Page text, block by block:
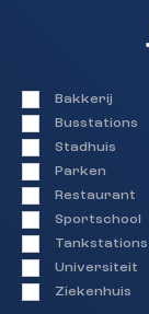
Bakkerij
Busstations
Stadhuis
Parken
Restaurant
Sportschool
Tankstations
Universiteit
Ziekenhuis